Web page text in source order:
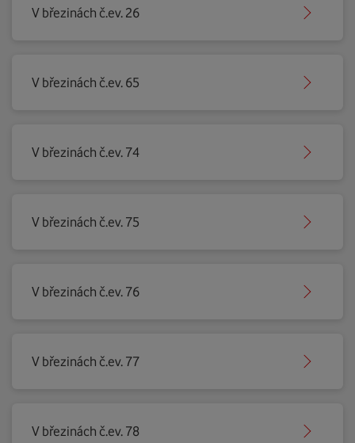
V březinách č.ev. 26
V březinách č.ev. 65
V březinách č.ev. 74
V březinách č.ev. 75
V březinách č.ev. 76
V březinách č.ev. 77
V březinách č.ev. 78